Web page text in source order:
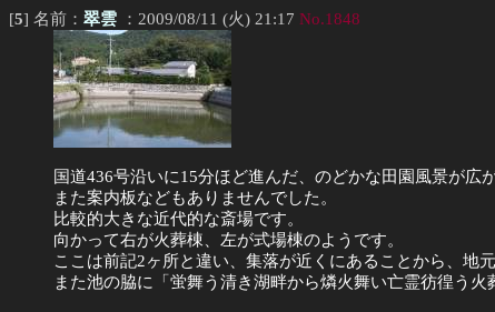
[5] 名前： 翠雲 ：2009/08/11 (火) 21:17 No.1848
国道436号沿いに15分ほど進んだ、のどかな田園風景が
また案内板などもありませんでした。
比較的大きな近代的な斎場です。
向かって右が火葬棟、左が式場棟のようです。
ここは前記2ヶ所と違い、集落が近くにあることから、地
また池の脇に「蛍舞う清き湖畔から燐火舞い亡霊彷徨う火